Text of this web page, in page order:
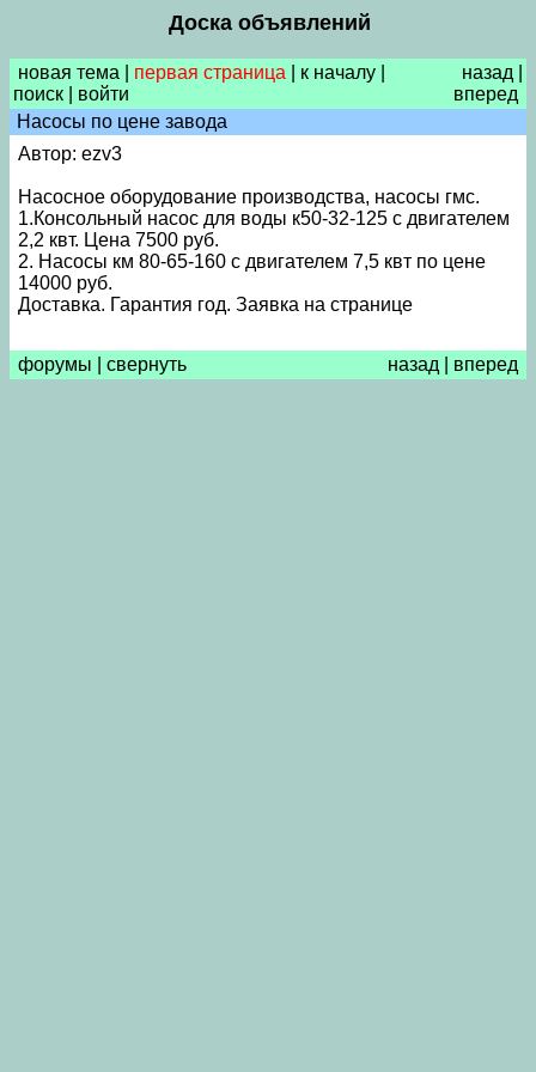
Доска объявлений
новая тема первая страница к началу
поиск
войти
назад
вперед
Насосы по цене завода
Автор: ezv3
Насосное оборудование производства, насосы гмс.
1.Консольный насос для воды к50-32-125 с двигателем
2,2 квт. Цена 7500 руб.
2. Насосы км 80-65-160 с двигателем 7,5 квт по цене
14000 руб.
Доставка. Гарантия год. Заявка на странице
форумы свернуть назад вперед